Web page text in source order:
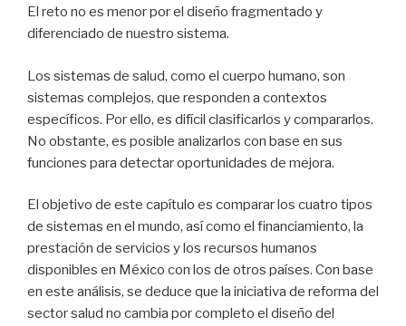
El reto no es menor por el diseño fragmentado y
diferenciado de nuestro sistema.
Los sistemas de salud, como el cuerpo humano, son
sistemas complejos, que responden a contextos
específicos. Por ello, es difícil clasificarlos y compararlos.
No obstante, es posible analizarlos con base en sus
funciones para detectar oportunidades de mejora.
El objetivo de este capítulo es comparar los cuatro tipos
de sistemas en el mundo, así como el financiamiento, la
prestación de servicios y los recursos humanos
disponibles en México con los de otros países. Con base
en este análisis, se deduce que la iniciativa de reforma del
sector salud no cambia por completo el diseño del